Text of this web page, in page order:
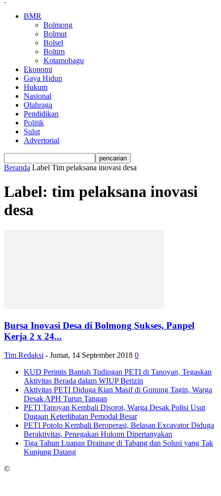
BMR
Bolmong
Bolmut
Bolsel
Boltim
Kotamobagu
Ekonomi
Gaya Hidup
Hukum
Nasional
Olahraga
Pendidikan
Politik
Sulut
Advertorial
Beranda Label Tim pelaksana inovasi desa
Label: tim pelaksana inovasi
desa
Bursa Inovasi Desa di Bolmong Sukses, Panpel
Kerja 2 x 24...
Tim Redaksi - Jumat, 14 September 2018 0
KUD Perintis Bantah Tudingan PETI di Tanoyan, Tegaskan
Aktivitas Berada dalam WIUP Berizin
Aktivitas PETI Diduga Kian Masif di Gunung Tagin, Warga
Desak APH Turun Tangan
PETI Tanoyan Kembali Disorot, Warga Desak Polisi Usut
Dugaan Keterlibatan Pemodal Besar
PETI Potolo Kembali Beroperasi, Belasan Excavator Diduga
Beraktivitas, Penegakan Hukum Dipertanyakan
Tiga Tahun Luapan Drainase di Tabang dan Solusi yang Tak
Kunjung Datang
©